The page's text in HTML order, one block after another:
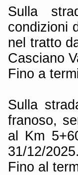
Sulla
condizioni
nel tratto
Casciano
Fino a
Sulla
franoso,
al Km
31/12/2025.
Fino al